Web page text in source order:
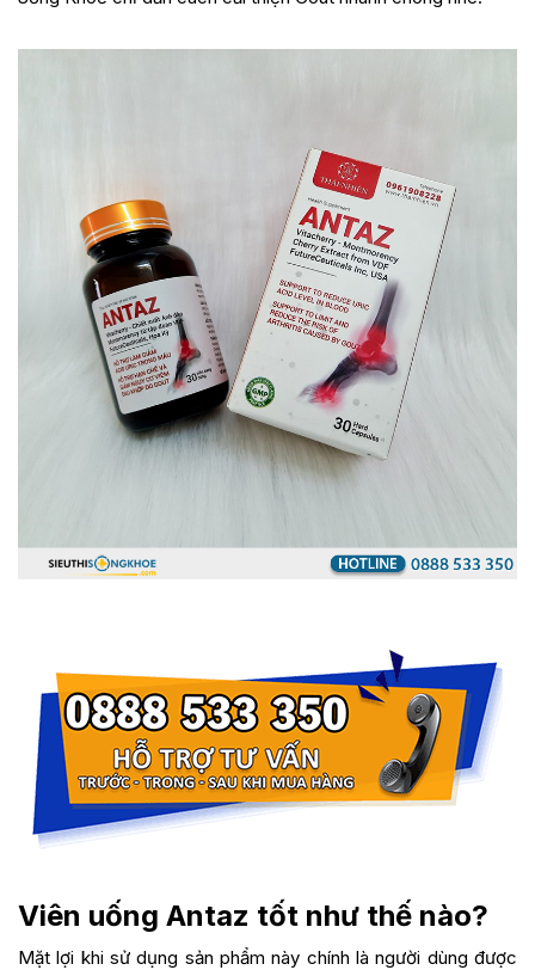
Viên uống Antaz tốt như thế nào?
Mặt lợi khi sử dụng sản phẩm này chính là người dùng được